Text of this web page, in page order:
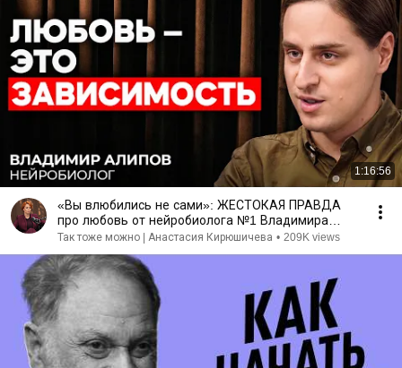
1:16:56
«Вы влюбились не сами»: ЖЕСТОКАЯ ПРАВДА
про любовь от нейробиолога №1 Владимира
Алипова
Так тоже можно | Анастасия Кирюшичева • 209K views